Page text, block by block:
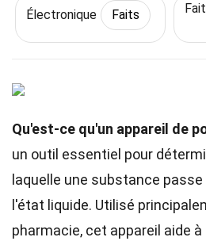
Électronique Faits
Qu'est-ce qu'un appareil de
un outil essentiel pour
laquelle une substance
l'état liquide. Utilisé
pharmacie, cet appareil aide